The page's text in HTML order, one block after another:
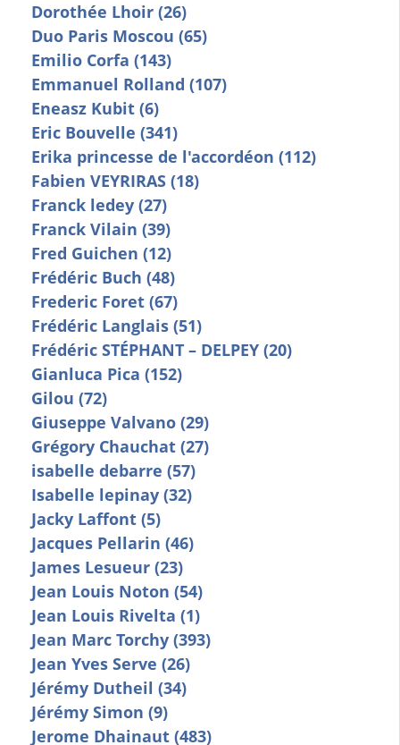
Dorothée Lhoir (26)
Duo Paris Moscou (65)
Emilio Corfa (143)
Emmanuel Rolland (107)
Eneasz Kubit (6)
Eric Bouvelle (341)
Erika princesse de l'accordéon (112)
Fabien VEYRIRAS (18)
Franck ledey (27)
Franck Vilain (39)
Fred Guichen (12)
Frédéric Buch (48)
Frederic Foret (67)
Frédéric Langlais (51)
Frédéric STÉPHANT – DELPEY (20)
Gianluca Pica (152)
Gilou (72)
Giuseppe Valvano (29)
Grégory Chauchat (27)
isabelle debarre (57)
Isabelle lepinay (32)
Jacky Laffont (5)
Jacques Pellarin (46)
James Lesueur (23)
Jean Louis Noton (54)
Jean Louis Rivelta (1)
Jean Marc Torchy (393)
Jean Yves Serve (26)
Jérémy Dutheil (34)
Jérémy Simon (9)
Jerome Dhainaut (483)